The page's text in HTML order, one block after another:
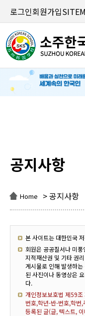
로그인회원가입
공지사항
Home > 공지사항
본 사이트는 대한민국
회원은 공공질서나 미
지적재산권 및 기타 권
게시물로 인해 발생하
된 사진이나 동영상은
다.
개인정보보호법 제59
번호,학년-반-번호,학번
등록된 글(글, 텍스트,